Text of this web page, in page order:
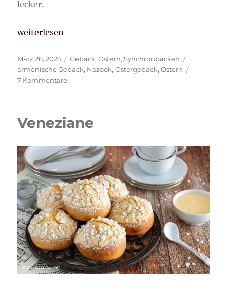
lecker.
„Nazook“
weiterlesen
Veröffentlicht
am
März 26, 2025 Kategorien
Gebäck,Ostern,Synchronbacken
armenische Gebäck, Nazook,Ostergebäck,Ostern
7 Kommentarezu
Veneziane